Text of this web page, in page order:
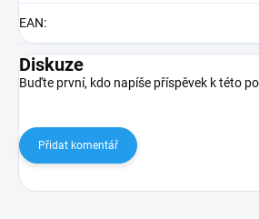
EAN:
Diskuze
Buďte první, kdo napíše příspěvek k této
Přidat komentář